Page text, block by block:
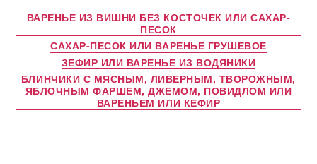
ВАРЕНЬЕ ИЗ ВИШНИ БЕЗ КОСТОЧЕК ИЛИ САХАР-
ПЕСОК
САХАР-ПЕСОК ИЛИ ВАРЕНЬЕ ГРУШЕВОЕ
ЗЕФИР ИЛИ ВАРЕНЬЕ ИЗ ВОДЯНИКИ
БЛИНЧИКИ С МЯСНЫМ, ЛИВЕРНЫМ, ТВОРОЖНЫМ,
ЯБЛОЧНЫМ ФАРШЕМ, ДЖЕМОМ, ПОВИДЛОМ ИЛИ
ВАРЕНЬЕМ ИЛИ КЕФИР